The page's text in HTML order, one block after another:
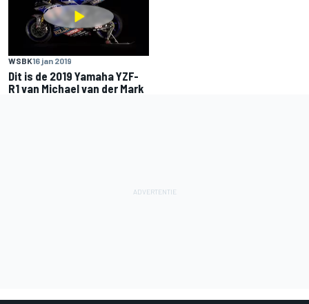
WSBK16 jan 2019
Dit is de 2019 Yamaha YZF-
R1 van Michael van der Mark